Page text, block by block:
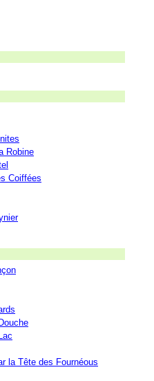
Robine
Coiffées
la Tête des Fournéous